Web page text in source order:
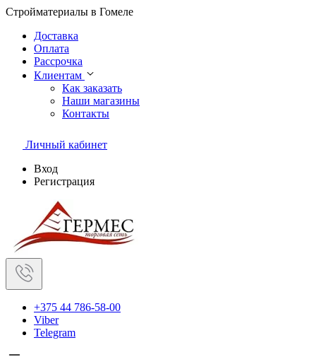
Стройматериалы в Гомеле
Доставка
Оплата
Рассрочка
Клиентам
Как заказать
Наши магазины
Контакты
Личный кабинет
Вход
Регистрация
+375 44 786-58-00
Viber
Telegram